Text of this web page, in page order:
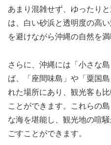
あまり混雑せず、ゆったり
は、白い砂浜と透明度の高
を避けながら沖縄の自然を満
さらに、沖縄には「小さな
ば、「座間味島」や「粟国
れた場所にあり、観光客も
ことができます。これらの
な海を堪能し、観光地の喧
ごすことができます。